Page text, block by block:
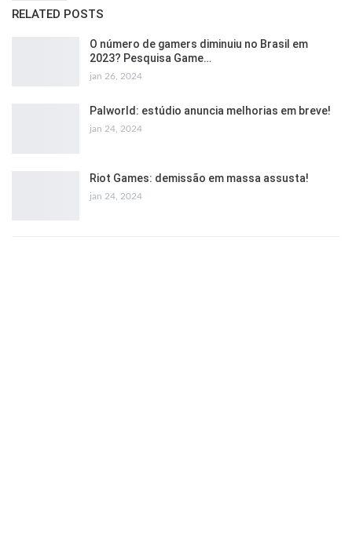
RELATED POSTS
O número de gamers diminuiu no Brasil em
2023? Pesquisa Game…
jan 26, 2024
Palworld: estúdio anuncia melhorias em breve!
jan 24, 2024
Riot Games: demissão em massa assusta!
jan 24, 2024